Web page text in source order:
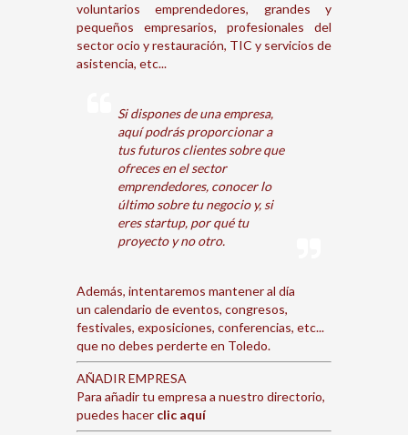
voluntarios emprendedores, grandes y
pequeños empresarios, profesionales del
sector ocio y restauración, TIC y servicios de
asistencia, etc...
Si dispones de una empresa,
aquí podrás proporcionar a
tus futuros clientes sobre que
ofreces en el sector
emprendedores, conocer lo
último sobre tu negocio y, si
eres startup, por qué tu
proyecto y no otro.
Además, intentaremos mantener al día
un calendario de eventos, congresos,
festivales, exposiciones, conferencias, etc...
que no debes perderte en Toledo.
AÑADIR EMPRESA
Para añadir tu empresa a nuestro directorio,
puedes hacer clic aquí